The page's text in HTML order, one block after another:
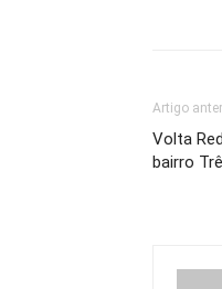
Artigo
Volta
bairro